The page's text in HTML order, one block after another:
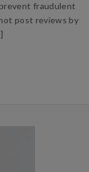
fraudulent
post reviews by